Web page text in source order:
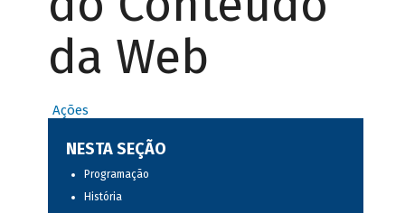
da Web
Ações
NESTA SEÇÃO
Programação
História